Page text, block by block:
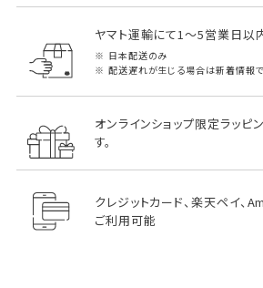
ヤマト運輸にて1～5営業日以
日本配送のみ
配送遅れが生じる場合は新着情報
オンラインショップ限定ラッピ
す。
クレジットカード、楽天ペイ、
ご利用可能